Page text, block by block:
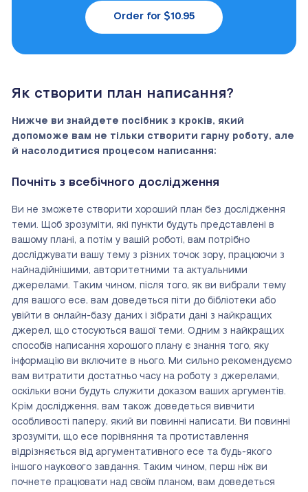
Order for $10.95
Як створити план написання?
Нижче ви знайдете посібник з кроків, який
допоможе вам не тільки створити гарну роботу, але
й насолодитися процесом написання:
Почніть з всебічного дослідження
Ви не зможете створити хороший план без дослідження
теми. Щоб зрозуміти, які пункти будуть представлені в
вашому плані, а потім у вашій роботі, вам потрібно
досліджувати вашу тему з різних точок зору, працюючи з
найнадійнішими, авторитетними та актуальними
джерелами. Таким чином, після того, як ви вибрали тему
для вашого есе, вам доведеться піти до бібліотеки або
увійти в онлайн-базу даних і зібрати дані з найкращих
джерел, що стосуються вашої теми. Одним з найкращих
способів написання хорошого плану є знання того, яку
інформацію ви включите в нього. Ми сильно рекомендуємо
вам витратити достатньо часу на роботу з джерелами,
оскільки вони будуть служити доказом ваших аргументів.
Крім дослідження, вам також доведеться вивчити
особливості паперу, який ви повинні написати. Ви повинні
зрозуміти, що есе порівняння та протиставлення
відрізняється від аргументативного есе та будь-якого
іншого наукового завдання. Таким чином, перш ніж ви
почнете працювати над своїм планом, вам доведеться